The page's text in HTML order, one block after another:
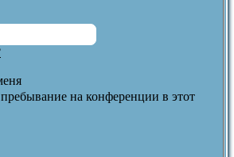
на конференции в этот